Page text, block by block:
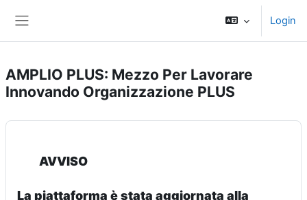
Login
AMPLIO PLUS: Mezzo Per Lavorare
Innovando Organizzazione PLUS
AVVISO
La piattaforma è stata aggiornata alla